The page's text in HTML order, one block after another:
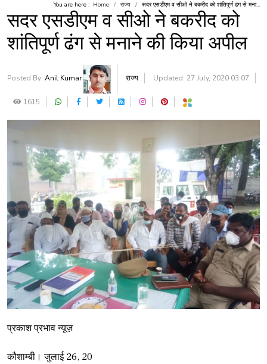
You are here : Home राज्य सदर एसडीएम व सीओ ने बकरीद को शांतिपूर्ण ढंग से मना...
सदर एसडीएम व सीओ ने बकरीद को
शांतिपूर्ण ढंग से मनाने की किया अपील
Posted By: Anil Kumar राज्य Updated: 27 July, 2020 03:07
1615
प्रकाश प्रभाव न्यूज़
कौशाम्बी। जुलाई 26, 20